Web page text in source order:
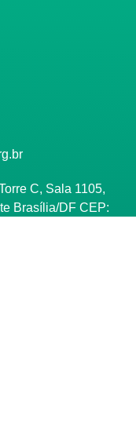
C, Sala 1105,
Brasília/DF CEP: